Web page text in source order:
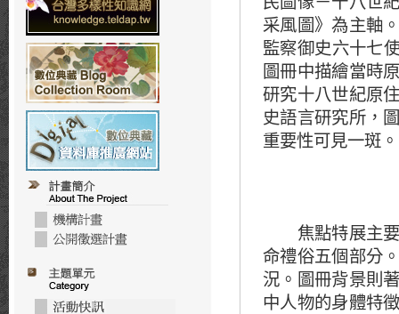
采風圖》為主軸
監察御史六十七
圖冊中描繪當時
研究十八世紀原
史語言研究所，
重要性可見一斑。
焦點特展主要
命禮俗五個部分
況。圖冊背景則
中人物的身體特